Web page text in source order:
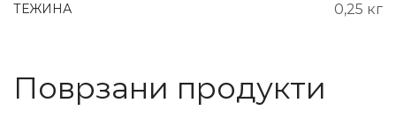
ТЕЖИНА 0,25 кг
Поврзани продукти